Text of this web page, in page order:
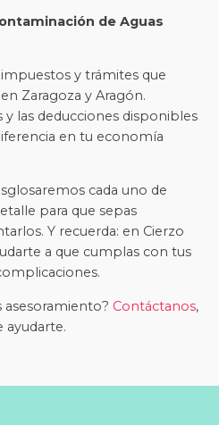
de Aguas
y trámites que
Zaragoza y Aragón.
las deducciones disponibles
en tu economía
cada uno de
para que sepas
Y recuerda: en Cierzo
a que cumplas con tus
asesoramiento? Contáctanos,
ayudarte.